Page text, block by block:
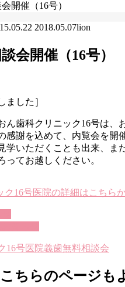
開催（16号）
2018.05.07lion
会開催（16号）
ました］
ん歯科クリニック16号は、
感謝を込めて、内覧会を開
学いただくことも出来、ま
ってお越しください。
ク16号医院の詳細はこちら
16号医院義歯無料相談会
こちらのページも